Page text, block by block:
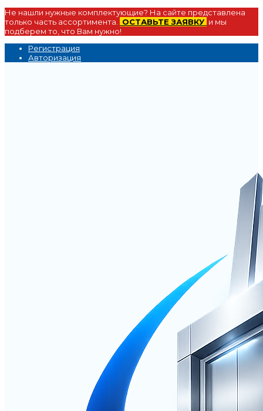
Не нашли нужные комплектующие? На сайте представлена
только часть ассортимента.
ОСТАВЬТЕ ЗАЯВКУ и мы
подберем то, что Вам нужно!
Регистрация
Авторизация